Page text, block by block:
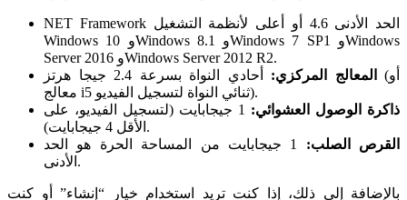
NET Framework الحد الأدنى 4.6 أو أعلى لأنظمة التشغيل
Windows 10 وWindows 8.1 وWindows 7 SP1 وWindows
Server 2016 وWindows Server 2012 R2.
المعالج المركزي:
أحادي النواة بسرعة 2.4 جيجا هرتز (أو
معالج i5 ثنائي النواة لتسجيل الفيديو).
ذاكرة الوصول العشوائي:
1 جيجابايت (لتسجيل الفيديو، على
الأقل 4 جيجابايت).
القرص الصلب:
1 جيجابايت من المساحة الحرة هو الحد
الأدنى.
بالإضافة إلى ذلك، إذا كنت تريد استخدام خيار “إنشاء” أو كنت